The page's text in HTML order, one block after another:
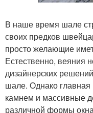
В наше время шале
своих предков
просто желающие
Естественно, веяния
дизайнерских
шале. Однако главная
камнем и массивные
различной формы